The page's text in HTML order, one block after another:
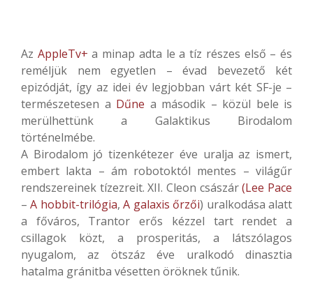
Az AppleTv+ a minap adta le a tíz részes első – és
reméljük nem egyetlen – évad bevezető két
epizódját, így az idei év legjobban várt két SF-je –
természetesen a Dűne a második – közül bele is
merülhettünk a Galaktikus Birodalom
történelmébe.
A Birodalom jó tizenkétezer éve uralja az ismert,
embert lakta – ám robotoktól mentes – világűr
rendszereinek tízezreit. XII. Cleon császár(Lee Pace
–A hobbit-trilógia,A galaxis őrzői) uralkodása alatt
a főváros, Trantor erős kézzel tart rendet a
csillagok közt, a prosperitás, a látszólagos
nyugalom, az ötszáz éve uralkodó dinasztia
hatalma gránitba vésetten öröknek tűnik.